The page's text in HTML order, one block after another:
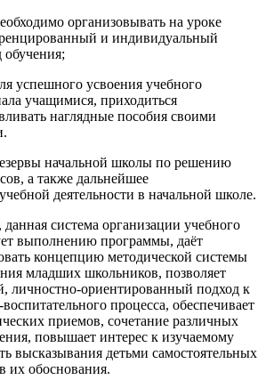
организовывать на уроке
и индивидуальный
обучения;
усвоения учебного
учащимися, приходиться
наглядные пособия своими
начальной школы по решению
а также дальнейшее
деятельности в начальной школе.
система организации учебного
выполнению программы, даёт
концепцию методической системы
младших школьников, позволяет
личностно-ориентированный подход к
процесса, обеспечивает
приемов, сочетание различных
повышает интерес к изучаемому
высказывания детьми самостоятельных
их обоснования.